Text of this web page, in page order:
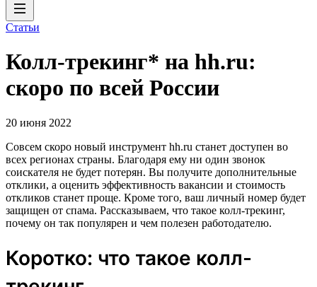
Статьи
Колл-трекинг* на hh.ru:
скоро по всей России
20 июня 2022
Совсем скоро новый инструмент hh.ru станет доступен во
всех регионах страны. Благодаря ему ни один звонок
соискателя не будет потерян. Вы получите дополнительные
отклики, а оценить эффективность вакансии и стоимость
откликов станет проще. Кроме того, ваш личный номер будет
защищен от спама. Рассказываем, что такое колл-трекинг,
почему он так популярен и чем полезен работодателю.
Коротко: что такое колл-